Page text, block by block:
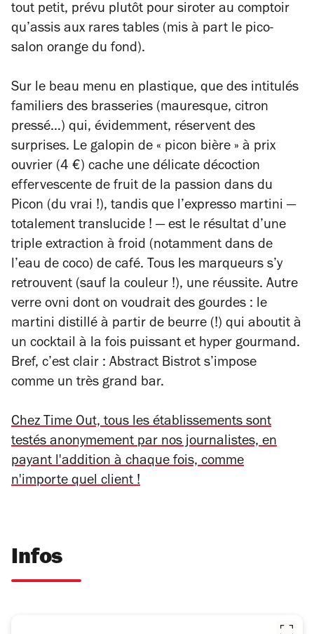
tout petit, prévu plutôt pour siroter au comptoir
qu’assis aux rares tables (mis à part le pico-
salon orange du fond).
Sur le beau menu en plastique, que des intitulés
familiers des brasseries (mauresque, citron
pressé…) qui, évidemment, réservent des
surprises. Le galopin de « picon bière » à prix
ouvrier (4 €) cache une délicate décoction
effervescente de fruit de la passion dans du
Picon (du vrai !), tandis que l’expresso martini —
totalement translucide ! — est le résultat d’une
triple extraction à froid (notamment dans de
l’eau de coco) de café. Tous les marqueurs s’y
retrouvent (sauf la couleur !), une réussite. Autre
verre ovni dont on voudrait des gourdes : le
martini distillé à partir de beurre (!) qui aboutit à
un cocktail à la fois puissant et hyper gourmand.
Bref, c’est clair : Abstract Bistrot s’impose
comme un très grand bar.
Chez Time Out, tous les établissements sont
testés anonymement par nos journalistes, en
payant l'addition à chaque fois, comme
n'importe quel client !
Infos